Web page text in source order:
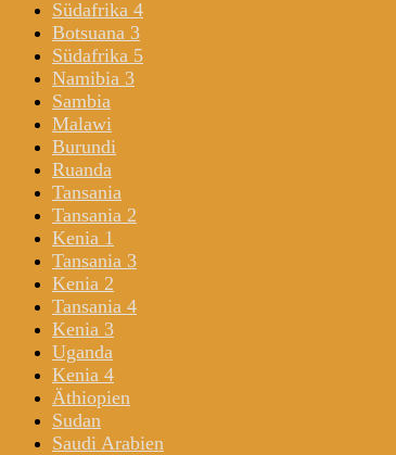
Südafrika 4
Botsuana 3
Südafrika 5
Namibia 3
Sambia
Malawi
Burundi
Ruanda
Tansania
Tansania 2
Kenia 1
Tansania 3
Kenia 2
Tansania 4
Kenia 3
Uganda
Kenia 4
Äthiopien
Sudan
Saudi Arabien